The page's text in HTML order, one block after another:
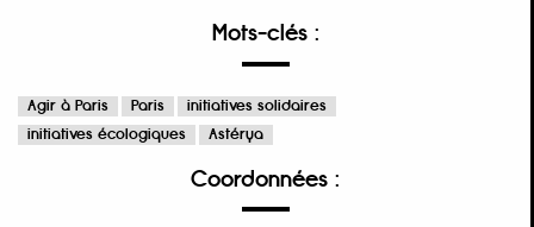
Mots-clés :
Agir à Paris Paris
initiatives solidaires
initiatives écologiques
Astérya
Coordonnées :